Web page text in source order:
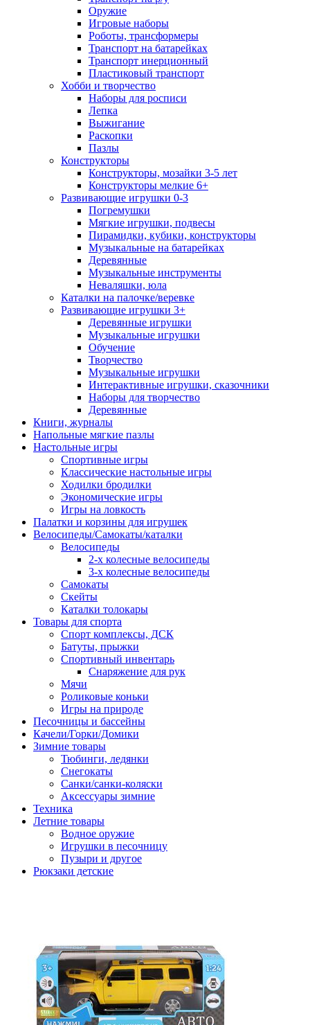
Оружие
Игровые наборы
Роботы, трансформеры
Транспорт на батарейках
Транспорт инерционный
Пластиковый транспорт
Хобби и творчество
Наборы для росписи
Лепка
Выжигание
Раскопки
Пазлы
Конструкторы
Конструкторы, мозайки 3-5 лет
Конструкторы мелкие 6+
Развивающие игрушки 0-3
Погремушки
Мягкие игрушки, подвесы
Пирамидки, кубики, конструкторы
Музыкальные на батарейках
Деревянные
Музыкальные инструменты
Неваляшки, юла
Каталки на палочке/веревке
Развивающие игрушки 3+
Деревянные игрушки
Музыкальные игрушки
Обучение
Творчество
Музыкальные игрушки
Интерактивные игрушки, сказочники
Наборы для творчество
Деревянные
Книги, журналы
Напольные мягкие пазлы
Настольные игры
Спортивные игры
Классические настольные игры
Ходилки бродилки
Экономические игры
Игры на ловкость
Палатки и корзины для игрушек
Велосипеды/Самокаты/каталки
Велосипеды
2-х колесные велосипеды
3-х колесные велосипеды
Самокаты
Скейты
Каталки толокары
Товары для спорта
Спорт комплексы, ДСК
Батуты, прыжки
Спортивный инвентарь
Снаряжение для рук
Мячи
Роликовые коньки
Игры на природе
Песочницы и бассейны
Качели/Горки/Домики
Зимние товары
Тюбинги, ледянки
Снегокаты
Санки/санки-коляски
Аксессуары зимние
Техника
Летние товары
Водное оружие
Игрушки в песочницу
Пузыри и другое
Рюкзаки детские